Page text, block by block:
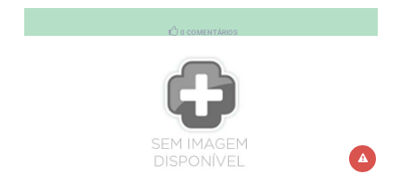
0 COMENTÁRIOS